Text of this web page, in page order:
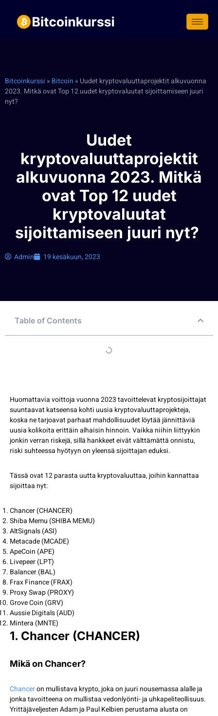
Siirry
Bitcoinkurssi » Bitcoin » Uudet kryptovaluuttaprojektit alkuvuonna
2023. Mitkä ovat Top 12 uudet kryptovaluutat sijoittamiseen juuri
nyt?
Uudet
kryptovaluuttaprojektit
alkuvuonna 2023. Mitkä
ovat Top 12 uudet
kryptovaluutat
sijoittamiseen juuri nyt?
Admin 19 kesäkuun, 2023
Table of Contents
Huomattavia voittoja vuonna 2023 tavoittelevat kryptosijoittajat
suuntaavat katseensa kohti uusia kryptovaluuttaprojekteja,
koska ne tarjoavat parhaat mahdollisuudet löytää jännittäviä
uusia kolikoita erittäin alhaisin hinnoin. Vaikka niihin liittyykin
jonkin verran riskejä, sillä hankkeet eivät välttämättä onnistu,
riski suhteessa hyötyyn on yleensä sijoittajan eduksi.
Tässä ovat 12 parasta uutta kryptovaluuttaa, joihin kannattaa
sijoittaa nyt:
Chancer (CHANCER)
Shiba Memu (SHIBA MEMU)
AltSignals (ASI)
Metacade (MCADE)
ApeCoin (APE)
Livepeer (LPT)
Balancer (BAL)
Frax Finance (FRAX)
Proxy Swap (PROXY)
Grove Coin (GRV)
Aussie Digitals (AUD)
Mintera (MNTE)
1. Chancer (CHANCER)
Mikä on Chancer?
Chanceron mullistava krypto, joka on juuri nousemassa alalle ja
jonka tavoitteena on mullistaa vedonlyönti- ja uhkapeliteollisuus.
Yrittäjäveljesten Adam ja Paul Kelbien perustama alusta on